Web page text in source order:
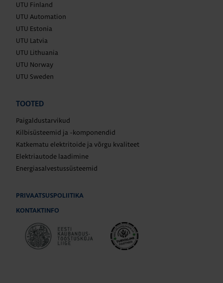
UTU Finland
UTU Automation
UTU Estonia
UTU Latvia
UTU Lithuania
UTU Norway
UTU Sweden
TOOTED
Paigaldustarvikud
Kilbisüsteemid ja -komponendid
Katkematu elektritoide ja võrgu kvaliteet
Elektriautode laadimine
Energiasalvestussüsteemid
PRIVAATSUSPOLIITIKA
KONTAKTINFO